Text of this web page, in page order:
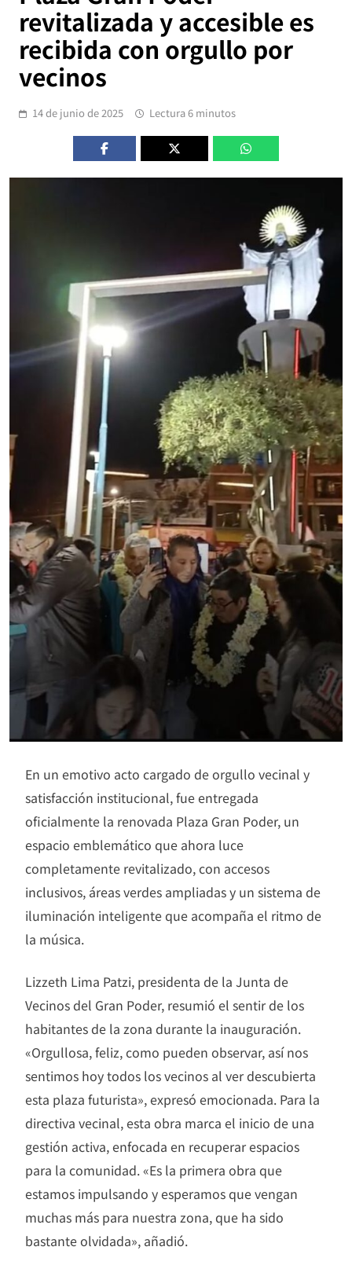
revitalizada y accesible es
recibida con orgullo por
vecinos
14 de junio de 2025 Lectura 6 minutos
En un emotivo acto cargado de orgullo vecinal y
satisfacción institucional, fue entregada
oficialmente la renovada Plaza Gran Poder, un
espacio emblemático que ahora luce
completamente revitalizado, con accesos
inclusivos, áreas verdes ampliadas y un sistema de
iluminación inteligente que acompaña el ritmo de
la música.
Lizzeth Lima Patzi, presidenta de la Junta de
Vecinos del Gran Poder, resumió el sentir de los
habitantes de la zona durante la inauguración.
«Orgullosa, feliz, como pueden observar, así nos
sentimos hoy todos los vecinos al ver descubierta
esta plaza futurista», expresó emocionada. Para la
directiva vecinal, esta obra marca el inicio de una
gestión activa, enfocada en recuperar espacios
para la comunidad. «Es la primera obra que
estamos impulsando y esperamos que vengan
muchas más para nuestra zona, que ha sido
bastante olvidada», añadió.